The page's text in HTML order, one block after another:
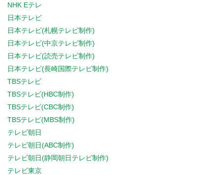
NHK Eテレ
日本テレビ
日本テレビ(札幌テレビ制作)
日本テレビ(中京テレビ制作)
日本テレビ(読売テレビ制作)
日本テレビ(長崎国際テレビ制作)
TBSテレビ
TBSテレビ(HBC制作)
TBSテレビ(CBC制作)
TBSテレビ(MBS制作)
テレビ朝日
テレビ朝日(ABC制作)
テレビ朝日(静岡朝日テレビ制作)
テレビ東京